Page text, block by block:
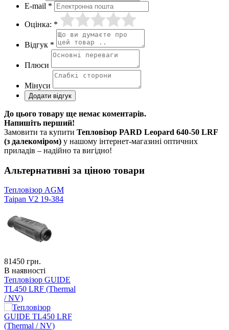
E-mail *
Оцінка: *
Відгук *
Плюси
Мінуси
До цього товару ще немає коментарів.
Напишіть перший!
Замовити та купити Тепловізор PARD Leopard 640-50 LRF
(з далекоміром) у нашому інтернет-магазині оптичних
приладів – надійно та вигідно!
Альтернативні за ціною товари
Тепловізор AGM
Taipan V2 19-384
81450 грн.
В наявності
Тепловізор GUIDE
TL450 LRF (Thermal
/ NV)